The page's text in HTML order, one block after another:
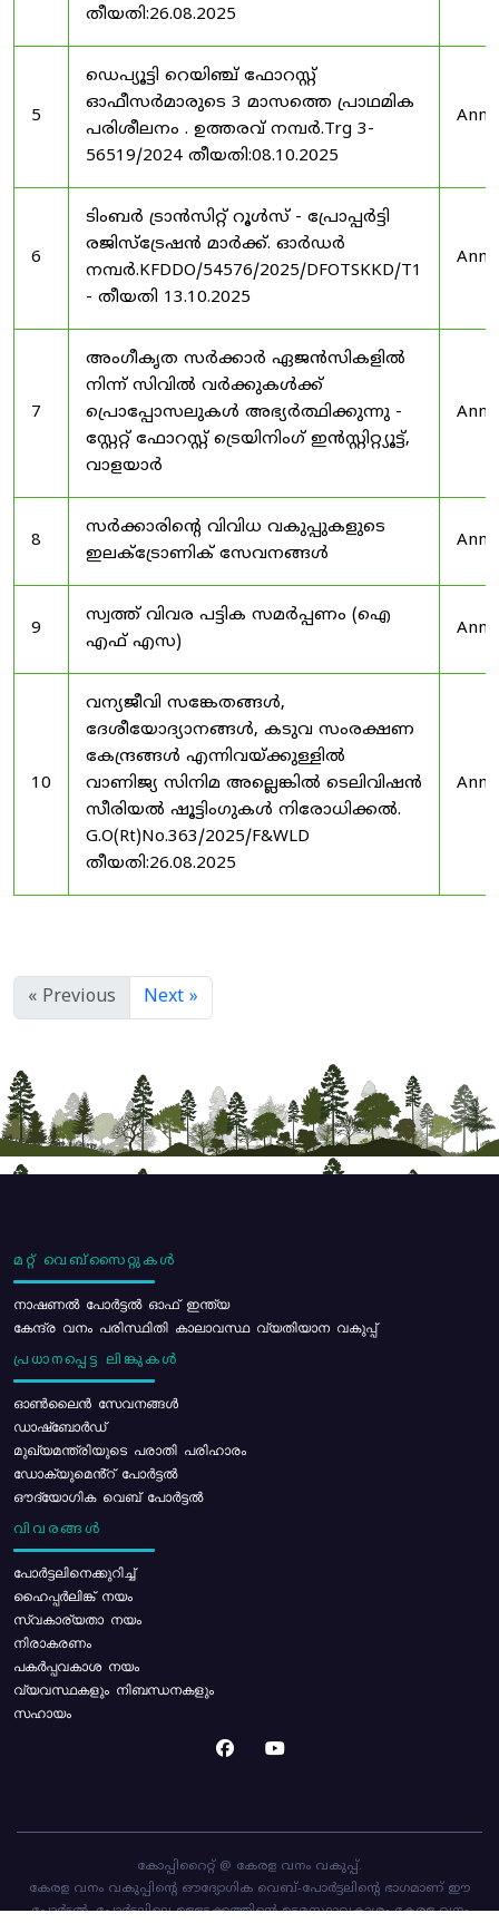
തീയതി:26.08.2025
5
ഡെപ്യൂട്ടി റെയിഞ്ച് ഫോറസ്റ്റ്
ഓഫീസർമാരുടെ 3 മാസത്തെ പ്രാഥമിക
പരിശീലനം . ഉത്തരവ് നമ്പർ.Trg 3-
56519/2024 തീയതി:08.10.2025
6
ടിംബർ ട്രാൻസിറ്റ് റൂൾസ് - പ്രോപ്പർട്ടി
രജിസ്ട്രേഷൻ മാർക്ക്. ഓർഡർ
നമ്പർ.KFDDO/54576/2025/DFOTSKKD/T1
- തീയതി 13.10.2025
7
അംഗീകൃത സർക്കാർ ഏജൻസികളിൽ
നിന്ന് സിവിൽ വർക്കുകൾക്ക്
പ്രൊപ്പോസലുകൾ അഭ്യർത്ഥിക്കുന്നു -
സ്റ്റേറ്റ് ഫോറസ്റ്റ് ട്രെയിനിംഗ് ഇൻസ്റ്റിറ്റ്യൂട്ട്,
വാളയാർ
8
സർക്കാരിന്റെ വിവിധ വകുപ്പുകളുടെ
ഇലക്ട്രോണിക് സേവനങ്ങൾ
9
സ്വത്ത് വിവര പട്ടിക സമർപ്പണം (ഐ
എഫ് എസ)
10
വന്യജീവി സങ്കേതങ്ങൾ,
ദേശീയോദ്യാനങ്ങൾ, കടുവ സംരക്ഷണ
കേന്ദ്രങ്ങൾ എന്നിവയ്ക്കുള്ളിൽ
വാണിജ്യ സിനിമ അല്ലെങ്കിൽ ടെലിവിഷൻ
സീരിയൽ ഷൂട്ടിംഗുകൾ നിരോധിക്കൽ.
G.O(Rt)No.363/2025/F&WLD
തീയതി:26.08.2025
« Previous Next »
മറ്റ് വെബ്സൈറ്റുകൾ
നാഷണൽ പോർട്ടൽ ഓഫ് ഇന്ത്യ
കേന്ദ്ര വനം പരിസ്ഥിതി കാലാവസ്ഥ വ്യതിയാന വകുപ്പ്
പ്രധാനപ്പെട്ട ലിങ്കുകൾ
ഓൺലൈൻ സേവനങ്ങൾ
ഡാഷ്ബോർഡ്
മുഖ്യമന്ത്രിയുടെ പരാതി പരിഹാരം
ഡോക്യുമെൻ്റ് പോർട്ടൽ
ഔദ്യോഗിക വെബ് പോർട്ടൽ
വിവരങ്ങൾ
പോര്‍ട്ടലിനെക്കുറിച്ച്
ഹൈപ്പർലിങ്ക് നയം
സ്വകാര്യതാ നയം
നിരാകരണം
പകർപ്പവകാശ നയം
വ്യവസ്ഥകളും നിബന്ധനകളും
സഹായം
കോപ്പിറൈറ്റ് @ കേരള വനം വകുപ്പ്.
കേരള വനം വകുപ്പിന്റെ ഔദ്യോഗിക വെബ്-പോർട്ടലിന്റെ ഭാഗമാണ് ഈ
പോർട്ടൽ. പോർട്ടലിലെ ഉള്ളടക്കത്തിന്റെ ഉടമസ്ഥാവകാശം കേരള വനം